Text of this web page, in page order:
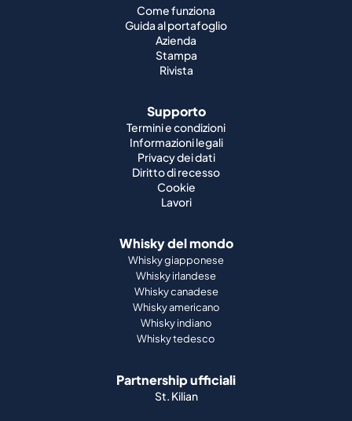
Come funziona
Guida al portafoglio
Azienda
Stampa
Rivista
Supporto
Termini e condizioni
Informazioni legali
Privacy dei dati
Diritto di recesso
Cookie
Lavori
Whisky del mondo
Whisky giapponese
Whisky irlandese
Whisky canadese
Whisky americano
Whisky indiano
Whisky tedesco
Partnership ufficiali
St. Kilian